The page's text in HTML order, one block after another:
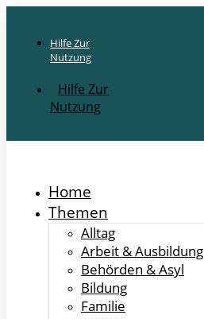
Hilfe Zur
Nutzung
Hilfe Zur
Nutzung
Home
Themen
Alltag
Arbeit & Ausbildung
Behörden & Asyl
Bildung
Familie